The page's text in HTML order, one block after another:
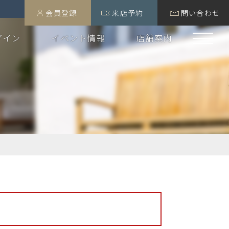
会員登録 来店予約 問い合わせ
ン イベント情報 店舗案内